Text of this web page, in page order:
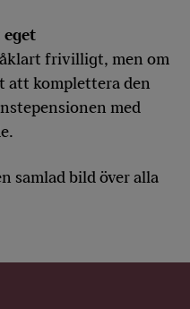
eget
frivilligt, men om
att komplettera den
med
samlad bild över alla